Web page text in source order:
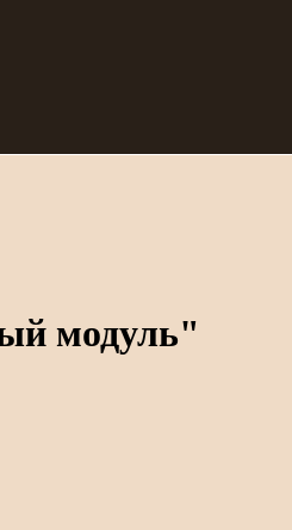
модуль"